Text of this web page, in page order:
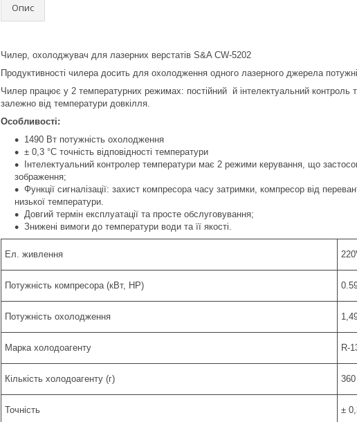
Опис
Чилер, охолоджувач для лазерних верстатів S&A CW-5202
Продуктивності чилера досить для охолодження одного лазерного джерела
Чилер працює у 2 температурних режимах: постійний й інтелектуальний
залежно від температури довкілля.
Особливості:
1490 Вт потужність охолодження
± 0,3 °C точність відповідності температури
Інтелектуальний контролер температури має 2 режими керування, що
зображення;
Функції сигналізації: захист компресора часу затримки, компресор від
низької температури.
Довгий термін експлуатації та просте обслуговування;
Знижені вимоги до температури води та її якості.
Ел. живлення
Потужність компресора (кВт, HP)
Потужність охолодження
Марка холодоагенту R-
Кількість холодоагенту (г) 360
Точність ±